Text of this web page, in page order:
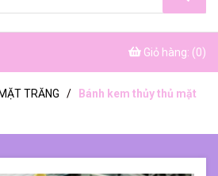
Giỏ hàng: (0)
TRĂNG /
Bánh kem thủy thủ mặt